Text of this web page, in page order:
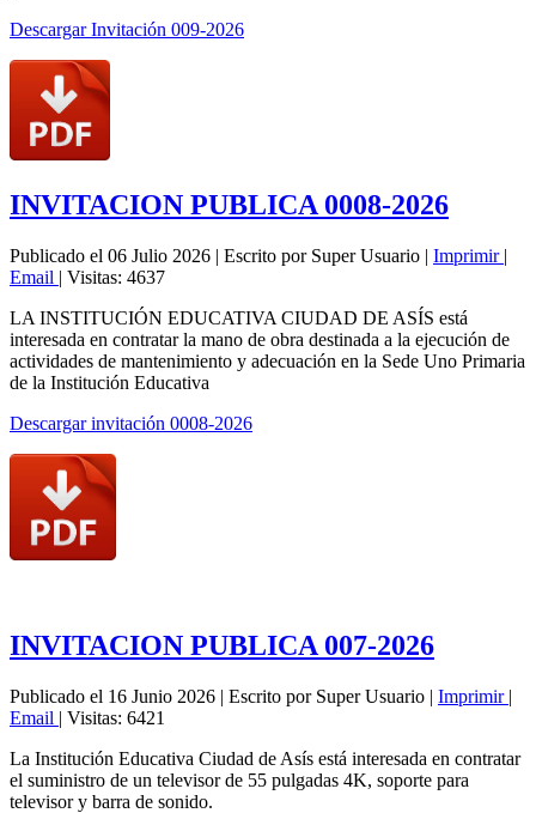
Descargar Invitación 009-2026
INVITACION PUBLICA 0008-2026
Publicado el 06 Julio 2026 | Escrito por Super Usuario | Imprimir |
Email | Visitas: 4637
LA INSTITUCIÓN EDUCATIVA CIUDAD DE ASÍS está
interesada en contratar la mano de obra destinada a la ejecución de
actividades de mantenimiento y adecuación en la Sede Uno Primaria
de la Institución Educativa
Descargar invitación 0008-2026
INVITACION PUBLICA 007-2026
Publicado el 16 Junio 2026 | Escrito por Super Usuario | Imprimir |
Email | Visitas: 6421
La Institución Educativa Ciudad de Asís está interesada en contratar
el suministro de un televisor de 55 pulgadas 4K, soporte para
televisor y barra de sonido.